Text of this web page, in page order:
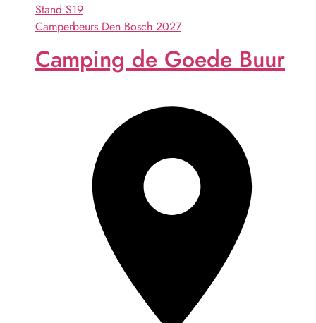
Stand S19
Camperbeurs Den Bosch 2027
Camping de Goede Buur